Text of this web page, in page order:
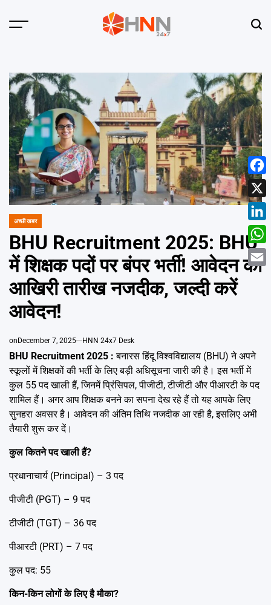
Menu
POSTED
अच्छी खबर
BHU Recruitment 2025: BHU
में शिक्षक पदों पर बंपर भर्ती! आवेदन की
आखिरी तारीख नजदीक, जल्दी करें
आवेदन!
onDecember 7, 2025 HNN 24x7 Desk
BHU Recruitment 2025 : बनारस हिंदू विश्वविद्यालय (BHU) ने अपने
स्कूलों में शिक्षकों की भर्ती के लिए बड़ी अधिसूचना जारी की है। इस भर्ती में
कुल 55 पद खाली हैं, जिनमें प्रिंसिपल, पीजीटी, टीजीटी और पीआरटी के पद
शामिल हैं। अगर आप शिक्षक बनने का सपना देख रहे हैं तो यह आपके लिए
सुनहरा अवसर है। आवेदन की अंतिम तिथि नजदीक आ रही है, इसलिए अभी
तैयारी शुरू कर दें।
कुल कितने पद खाली हैं?
प्रधानाचार्य (Principal) – 3 पद
पीजीटी (PGT) – 9 पद
टीजीटी (TGT) – 36 पद
पीआरटी (PRT) – 7 पद
कुल पद: 55
किन-किन लोगों के लिए है मौका?
X